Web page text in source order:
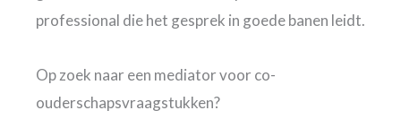
professional die het gesprek in goede banen leidt.
Op zoek naar een mediator voor co-
ouderschapsvraagstukken?